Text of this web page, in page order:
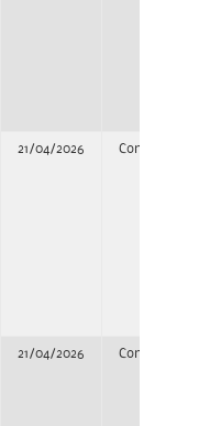
21/04/2026 Concurso
21/04/2026 Concurso